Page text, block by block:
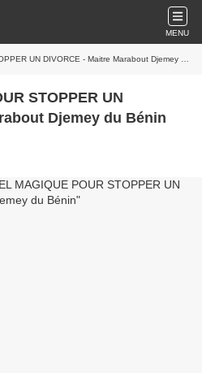
MENU
UN DIVORCE - Maitre Marabout Djemey du Bénin
STOPPER UN
Djemey du Bénin